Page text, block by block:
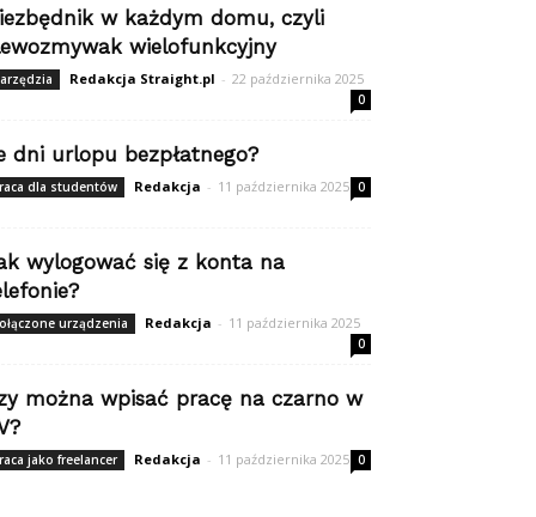
w każdym domu, czyli
wielofunkcyjny
Redakcja Straight.pl - 22 października 2025
0
dni urlopu bezpłatnego?
dla studentów Redakcja - 11 października 2025 0
wylogować się z konta na
urządzenia Redakcja - 11 października 2025
0
można wpisać pracę na czarno w
jako freelancer Redakcja - 11 października 2025 0